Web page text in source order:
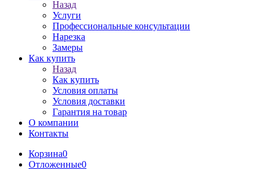
Назад
Услуги
Профессиональные консультации
Нарезка
Замеры
Как купить
Назад
Как купить
Условия оплаты
Условия доставки
Гарантия на товар
О компании
Контакты
Корзина0
Отложенные0